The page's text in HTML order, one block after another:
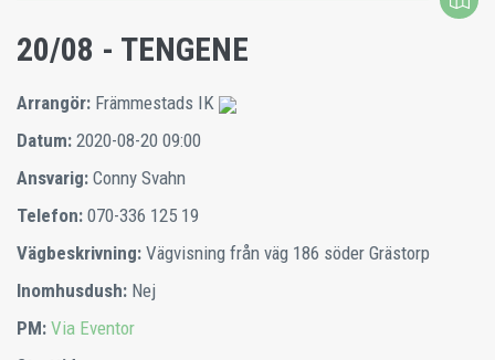
20/08 - TENGENE
Arrangör: Främmestads IK
Datum: 2020-08-20 09:00
Ansvarig: Conny Svahn
Telefon: 070-336 125 19
Vägbeskrivning: Vägvisning från väg 186 söder Grästorp
Inomhusdush: Nej
PM: Via Eventor